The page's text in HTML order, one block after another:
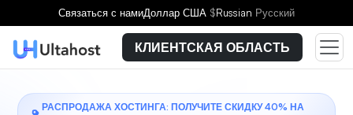
Связаться с намиДоллар США $Russian Русский
КЛИЕНТСКАЯ ОБЛАСТЬ
РАСПРОДАЖА ХОСТИНГА: ПОЛУЧИТЕ СКИДКУ 40% НА